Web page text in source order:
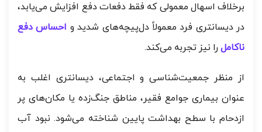
برخلاف اسهال معمولی که فقط دفعات دفع افزایش می‌یابد،
در دیسانتری فرد معمولاً دل‌پیچه‌های شدید و احساس دفع
ناکامل را نیز تجربه می‌کند.
از منظر جمعیت‌شناسی و اجتماعی، دیسانتری اغلب به
عنوان بیماری جوامع فقیر، مناطق جنگ‌زده یا مکان‌های پر
ازدحام با سطح بهداشت پایین شناخته می‌شود. نبود آب